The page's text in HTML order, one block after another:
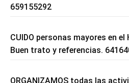
659155292
CUIDO personas mayores en
Buen trato y referencias.
ORGANIZAMOS todas las